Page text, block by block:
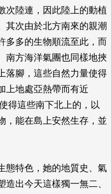
次陸連，因此陸上的動植
其次由於北方南來的親潮
多多的生物順流至此，而
南方海洋氣團也同樣地挾
落腳，這些自然力量使得
上地處亞熱帶而有近
得這些南下北上的，以
，能在島上安然生存，並
態特色，她的地質史、氣
出今天這樣獨一無二、